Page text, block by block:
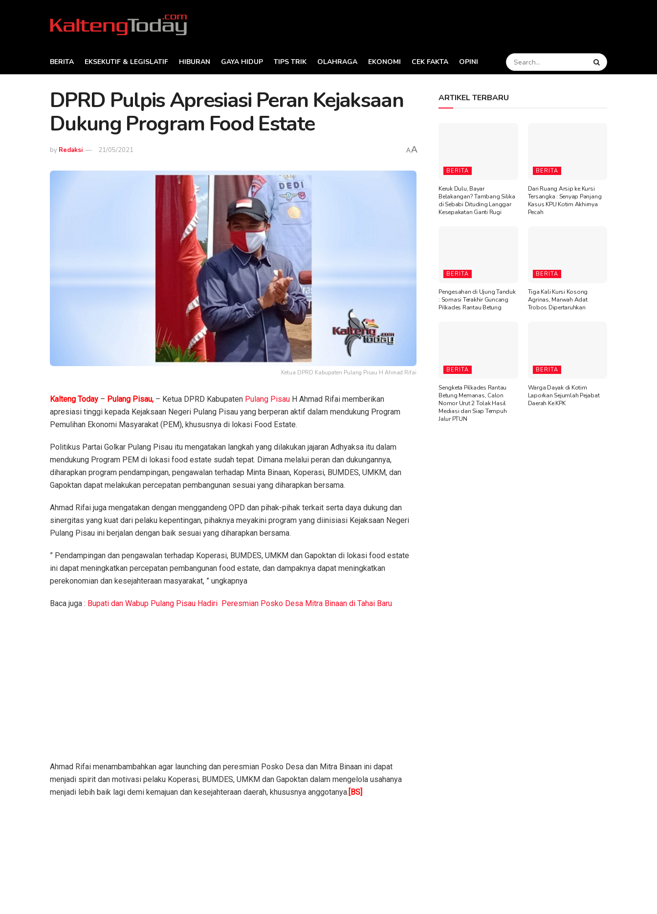
BERITA EKSEKUTIF & LEGISLATIF HIBURAN GAYA HIDUP TIPS TRIK OLAHRAGA EKONOMI CEK FAKTA OPINI
DPRD Pulpis Apresiasi Peran Kejaksaan
Dukung Program Food Estate
by Redaksi 21/05/2021 AA
Ketua DPRD Kabupaten Pulang Pisau H Ahmad Rifai
Kalteng Today – Pulang Pisau, – Ketua DPRD Kabupaten Pulang Pisau H Ahmad Rifai memberikan
apresiasi tinggi kepada Kejaksaan Negeri Pulang Pisau yang berperan aktif dalam mendukung Program
Pemulihan Ekonomi Masyarakat (PEM), khususnya di lokasi Food Estate.
Politikus Partai Golkar Pulang Pisau itu mengatakan langkah yang dilakukan jajaran Adhyaksa itu dalam
mendukung Program PEM di lokasi food estate sudah tepat. Dimana melalui peran dan dukungannya,
diharapkan program pendampingan, pengawalan terhadap Minta Binaan, Koperasi, BUMDES, UMKM, dan
Gapoktan dapat melakukan percepatan pembangunan sesuai yang diharapkan bersama.
Ahmad Rifai juga mengatakan dengan menggandeng OPD dan pihak-pihak terkait serta daya dukung dan
sinergitas yang kuat dari pelaku kepentingan, pihaknya meyakini program yang diinisiasi Kejaksaan Negeri
Pulang Pisau ini berjalan dengan baik sesuai yang diharapkan bersama.
” Pendampingan dan pengawalan terhadap Koperasi, BUMDES, UMKM dan Gapoktan di lokasi food estate
ini dapat meningkatkan percepatan pembangunan food estate, dan dampaknya dapat meningkatkan
perekonomian dan kesejahteraan masyarakat, ” ungkapnya
Baca juga : Bupati dan Wabup Pulang Pisau Hadiri Peresmian Posko Desa Mitra Binaan di Tahai Baru
Ahmad Rifai menambambahkan agar launching dan peresmian Posko Desa dan Mitra Binaan ini dapat
menjadi spirit dan motivasi pelaku Koperasi, BUMDES, UMKM dan Gapoktan dalam mengelola usahanya
menjadi lebih baik lagi demi kemajuan dan kesejahteraan daerah, khususnya anggotanya. [BS]
ARTIKEL TERBARU
BERITA
Keruk Dulu, Bayar
Belakangan? Tambang Silika
di Sebabi Dituding Langgar
Kesepakatan Ganti Rugi
BERITA
Dari Ruang Arsip ke Kursi
Tersangka : Senyap Panjang
Kasus KPU Kotim Akhirnya
Pecah
BERITA
Pengesahan di Ujung Tanduk
: Somasi Terakhir Guncang
Pilkades Rantau Betung
BERITA
Tiga Kali Kursi Kosong
Agrinas, Marwah Adat
Trobos Dipertaruhkan
BERITA
Sengketa Pilkades Rantau
Betung Memanas, Calon
Nomor Urut 2 Tolak Hasil
Mediasi dan Siap Tempuh
Jalur PTUN
BERITA
Warga Dayak di Kotim
Laporkan Sejumlah Pejabat
Daerah Ke KPK